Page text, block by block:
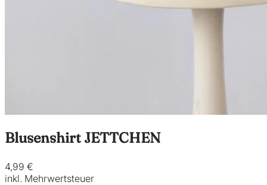
Blusenshirt JETTCHEN
4,99 €
inkl. Mehrwertsteuer